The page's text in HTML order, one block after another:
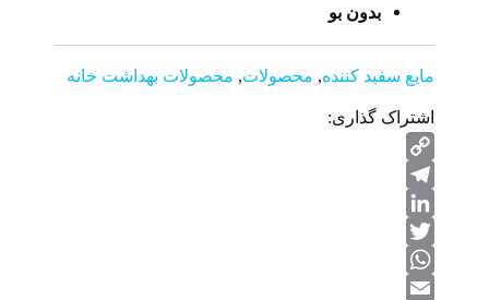
بدون بو
مایع سفید کننده, محصولات, محصولات بهداشت خانه
اشتراک گذاری:
Copy
Link
Telegram
LinkedIn
Twitter
WhatsApp